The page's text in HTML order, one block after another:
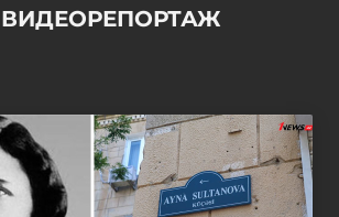
ВИДЕОРЕПОРТАЖ